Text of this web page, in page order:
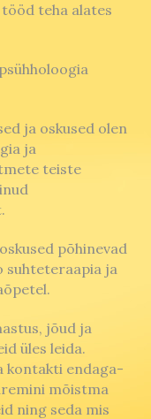
teha alates
ja oskused olen
ja
teiste
põhinevad
suhteteraapia ja
jõud ja
üles leida.
kontakti endaga-
mõistma
ning seda mis